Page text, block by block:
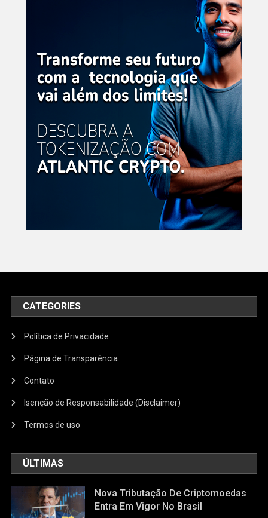
CATEGORIES
Política de Privacidade
Página de Transparência
Contato
Isenção de Responsabilidade (Disclaimer)
Termos de uso
ÚLTIMAS
Nova Tributação De Criptomoedas
Entra Em Vigor No Brasil